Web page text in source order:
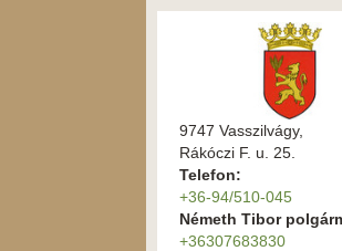
9747 Vasszilvágy,
Rákóczi F. u. 25.
Telefon:
+36-94/510-045
Németh Tibor
+36307683830